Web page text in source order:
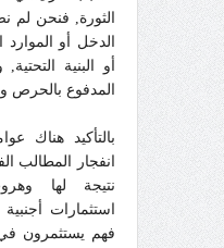
الثورة, فنحن لم
الدخل أو الموارد
أو البنية
المدفوع بالحرص
بالتأكيد هناك
انفجار المطالب
نتيجة لها
استثمارات
فهم يستثمرون في